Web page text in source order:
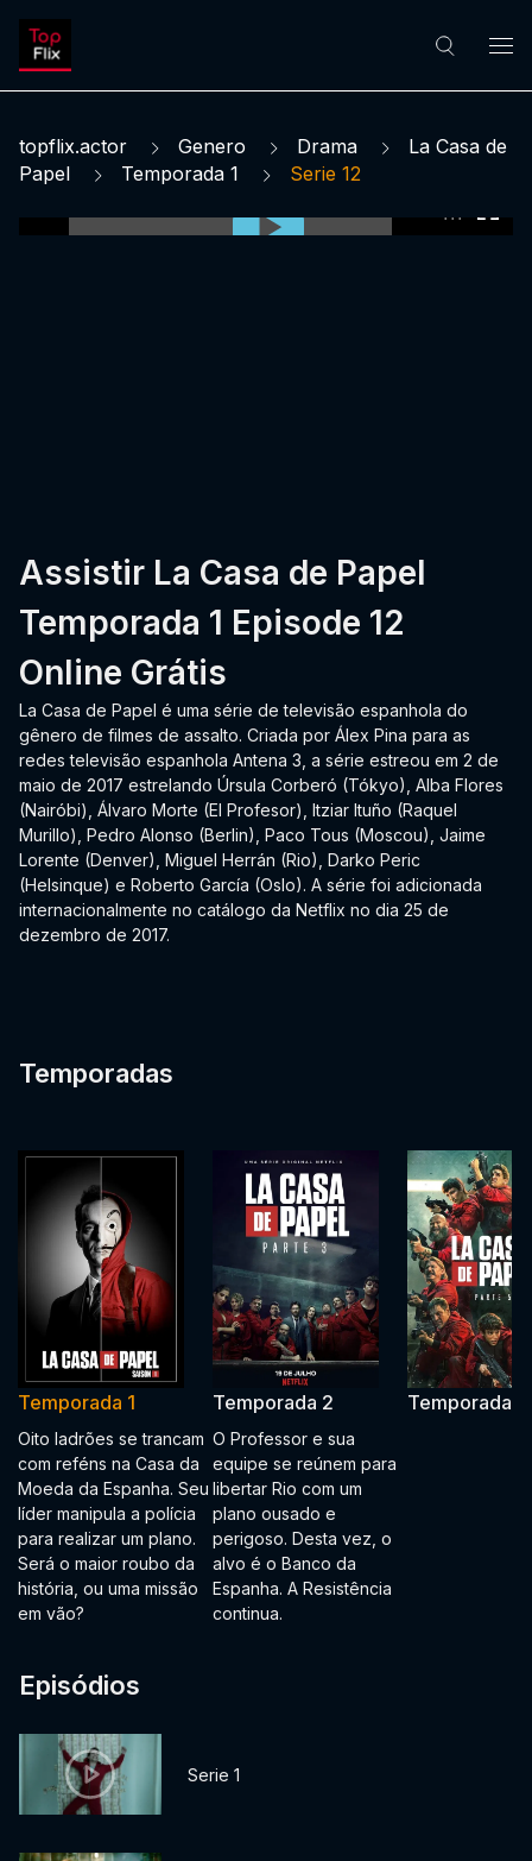
topflix.actor Genero Drama
La Casa de
Papel
Temporada 1 Serie 12
Assistir La Casa de Papel
Temporada 1 Episode 12
Online Grátis
La Casa de Papel é uma série de televisão espanhola do
gênero de filmes de assalto. Criada por Álex Pina para as
redes televisão espanhola Antena 3, a série estreou em 2 de
maio de 2017 estrelando Úrsula Corberó (Tókyo), Alba Flores
(Nairóbi), Álvaro Morte (El Profesor), Itziar Ituño (Raquel
Murillo), Pedro Alonso (Berlin), Paco Tous (Moscou), Jaime
Lorente (Denver), Miguel Herrán (Rio), Darko Peric
(Helsinque) e Roberto García (Oslo). A série foi adicionada
internacionalmente no catálogo da Netflix no dia 25 de
dezembro de 2017.
Temporadas
Temporada 1
Oito ladrões se trancam
com reféns na Casa da
Moeda da Espanha. Seu
líder manipula a polícia
para realizar um plano.
Será o maior roubo da
história, ou uma missão
em vão?
Temporada 2
O Professor e sua
equipe se reúnem para
libertar Rio com um
plano ousado e
perigoso. Desta vez, o
alvo é o Banco da
Espanha. A Resistência
continua.
Temporada 3
Episódios
Serie 1